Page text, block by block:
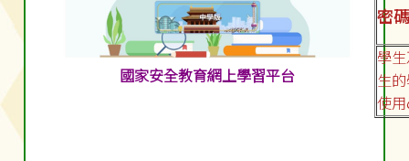
國家安全教育網上學習平台
密
學
生
使